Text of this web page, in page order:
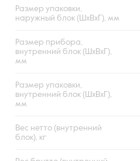
Размер упаковки,
наружный блок (ШxВxГ), мм
Размер прибора,
внутренний блок (ШxВxГ),
мм
Размер упаковки,
внутренний блок (ШxВxГ),
мм
Вес нетто (внутренний
блок), кг